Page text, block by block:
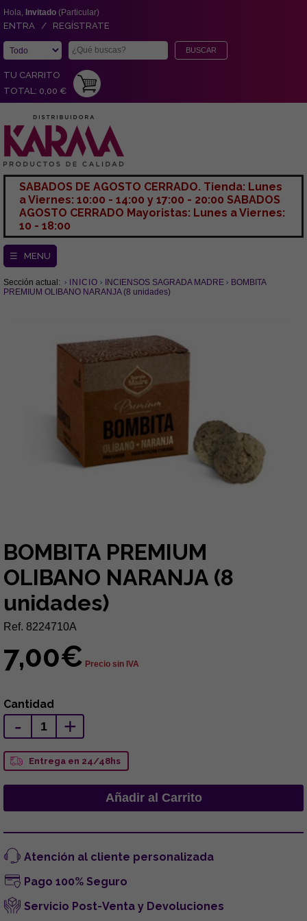
Hola, Invitado (Particular)
ENTRA / REGÍSTRATE
TU CARRITO
TOTAL: 0,00 €
SABADOS DE AGOSTO CERRADO. Tienda: Lunes
a Viernes: 10:00 - 14:00 y 17:00 - 20:00 SABADOS
AGOSTO CERRADO Mayoristas: Lunes a Viernes:
10 - 18:00
☰ MENU
Sección actual: INICIO INCIENSOS SAGRADA MADRE
BOMBITA
PREMIUM OLIBANO NARANJA (8 unidades)
BOMBITA PREMIUM
OLIBANO NARANJA (8
unidades)
Ref. 8224710A
7,00€ Precio sin IVA
Cantidad
- +
Entrega en 24/48hs
Atención al cliente personalizada
Pago 100% Seguro
Servicio Post-Venta y Devoluciones